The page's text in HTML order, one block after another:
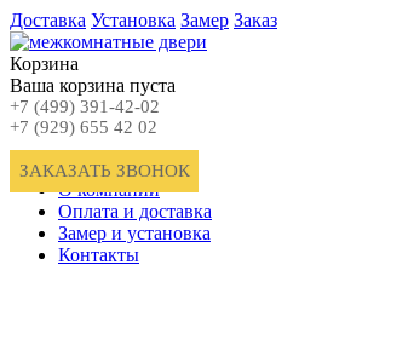
Доставка Установка Замер Заказ
Корзина
Ваша корзина пуста
+7 (499) 391-42-02
+7 (929) 655 42 02
ЗАКАЗАТЬ ЗВОНОК
Главная
О компании
Оплата и доставка
Замер и установка
Контакты